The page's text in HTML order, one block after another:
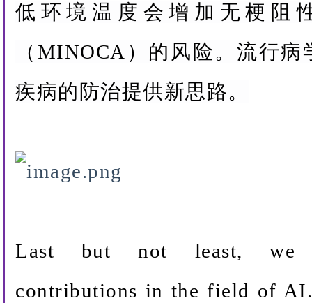
低环境温度会增加无梗阻
（MINOCA）的风险。流行
疾病的防治提供新思路。
Last but not least, we
contributions in the field of